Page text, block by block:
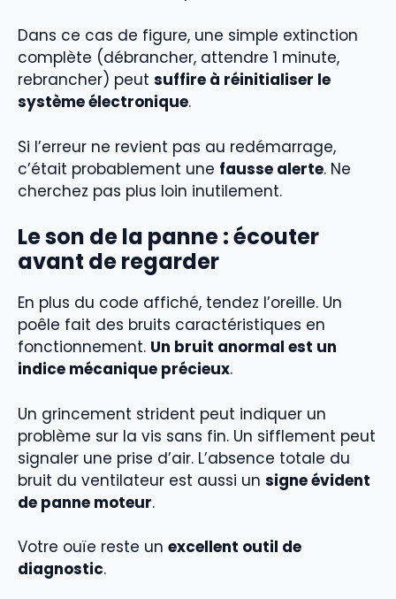
Dans ce cas de figure, une simple extinction
complète (débrancher, attendre 1 minute,
rebrancher) peut suffire à réinitialiser le
système électronique.
Si l’erreur ne revient pas au redémarrage,
c’était probablement une fausse alerte. Ne
cherchez pas plus loin inutilement.
Le son de la panne : écouter
avant de regarder
En plus du code affiché, tendez l’oreille. Un
poêle fait des bruits caractéristiques en
fonctionnement. Un bruit anormal est un
indice mécanique précieux.
Un grincement strident peut indiquer un
problème sur la vis sans fin. Un sifflement peut
signaler une prise d’air. L’absence totale du
bruit du ventilateur est aussi un signe évident
de panne moteur.
Votre ouïe reste un excellent outil de
diagnostic.